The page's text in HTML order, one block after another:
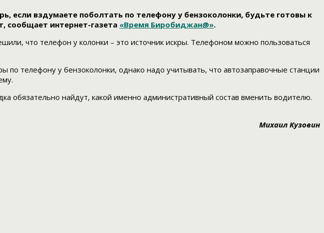
если вздумаете поболтать по телефону у бензоколонки, будьте готовы к
сообщает интернет-газета «Время Биробиджан@».
что телефон у колонки – это источник искры. Телефоном можно пользоваться
телефону у бензоколонки, однако надо учитывать, что автозаправочные станции
обязательно найдут, какой именно административный состав вменить водителю.
Михаил Кузовин